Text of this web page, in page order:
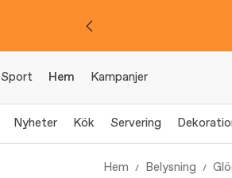
Sport Hem Kampanjer
Nyheter Kök Servering
Hem Belysning